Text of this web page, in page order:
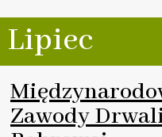
Lipiec
Zawody